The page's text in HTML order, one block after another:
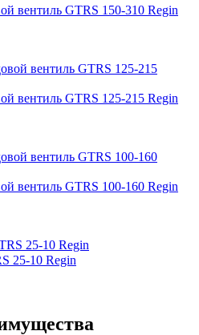
вентиль GTRS 150-310 Regin
вентиль GTRS 125-215 Regin
вентиль GTRS 100-160 Regin
25-10 Regin